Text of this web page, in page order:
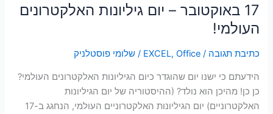
17 באוקטובר – יום גיליונות האלקטרונים
העולמי!
כתיבת תגובה /
EXCEL, Office
/שלומי פוסטלניק
הידעתם כי ישנו יום שהוגדר כיום הגיליונות האלקטרונים העולמי?
כן כן! מהיכן הוא נולד? (ההיסטוריה של יום הגיליונות
האלקטרוניים) יום הגיליונות האלקטרוניים העולמי, הנחגג ב-17